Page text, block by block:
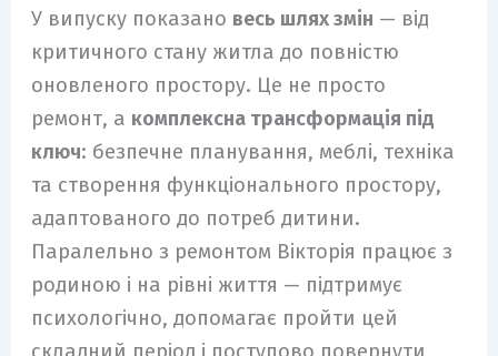
У випуску показано весь шлях змін — від
критичного стану житла до повністю
оновленого простору. Це не просто
ремонт, а комплексна трансформація під
ключ: безпечне планування, меблі, техніка
та створення функціонального простору,
адаптованого до потреб дитини.
Паралельно з ремонтом Вікторія працює з
родиною і на рівні життя — підтримує
психологічно, допомагає пройти цей